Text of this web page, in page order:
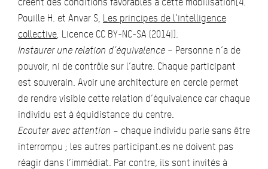
Pouille H. et Anvar S, Les principes de l’intelligence
collective, Licence CC BY-NC-SA (2014)].
Instaurer une relation d’équivalence – Personne n’a de
pouvoir, ni de contrôle sur l’autre. Chaque participant
est souverain. Avoir une architecture en cercle permet
de rendre visible cette relation d’équivalence car chaque
individu est à équidistance du centre.
Ecouter avec attention – chaque individu parle sans être
interrompu ; les autres participant.es ne doivent pas
réagir dans l’immédiat. Par contre, ils sont invités à